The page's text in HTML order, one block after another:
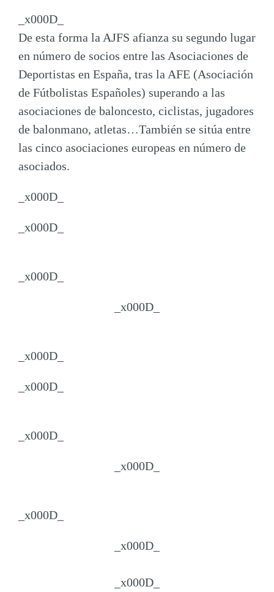
_x000D_
De esta forma la AJFS afianza su segundo lugar
en número de socios entre las Asociaciones de
Deportistas en España, tras la AFE (Asociación
de Fútbolistas Españoles) superando a las
asociaciones de baloncesto, ciclistas, jugadores
de balonmano, atletas…También se sitúa entre
las cinco asociaciones europeas en número de
asociados.
_x000D_
_x000D_
_x000D_
_x000D_
_x000D_
_x000D_
_x000D_
_x000D_
_x000D_
_x000D_
_x000D_